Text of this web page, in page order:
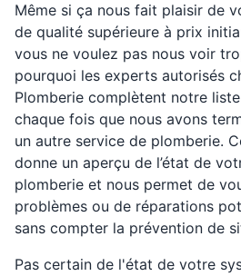
Même si ça nous fait plaisir de
de qualité supérieure à prix
vous ne voulez pas nous voir
pourquoi les experts autorisés
Plomberie complètent notre
chaque fois que nous avons
un autre service de plomberie.
donne un aperçu de l’état de
plomberie et nous permet de
problèmes ou de réparations
sans compter la prévention de
Pas certain de l'état de votre